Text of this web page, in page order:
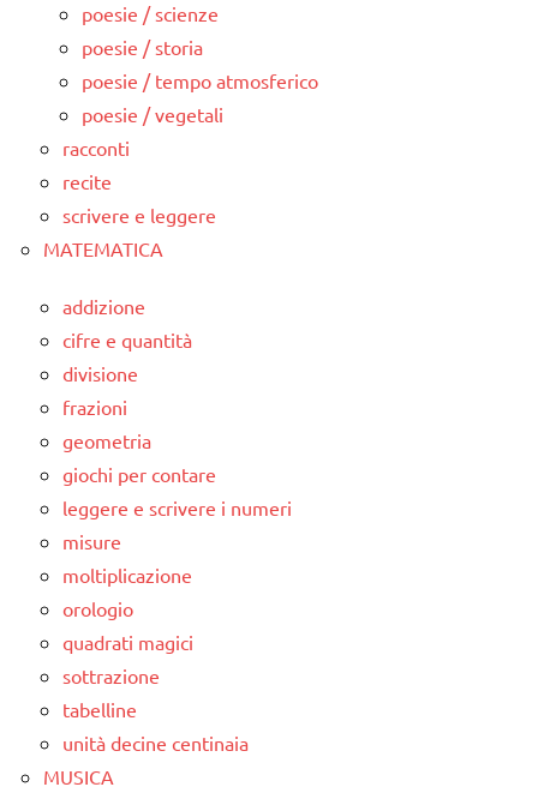
poesie / scienze
poesie / storia
poesie / tempo atmosferico
poesie / vegetali
racconti
recite
scrivere e leggere
MATEMATICA
addizione
cifre e quantità
divisione
frazioni
geometria
giochi per contare
leggere e scrivere i numeri
misure
moltiplicazione
orologio
quadrati magici
sottrazione
tabelline
unità decine centinaia
MUSICA